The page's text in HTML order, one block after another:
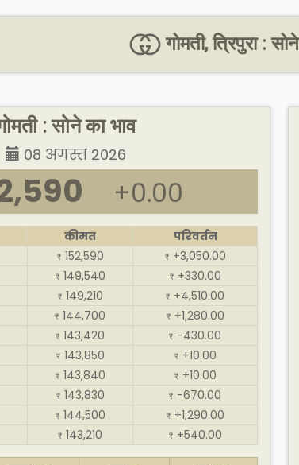
गोमती, त्रिपुरा :
: सोने का भाव
08 अगस्त 2026
+0.00
कीमत
परिवर्तन
₹ 152,590 ₹ +3,050.00
₹ 149,540 ₹ +330.00
₹ 149,210 ₹ +4,510.00
₹ 144,700 ₹ +1,280.00
₹ 143,420 ₹ -430.00
₹ 143,850 ₹ +10.00
₹ 143,840 ₹ +10.00
₹ 143,830 ₹ -670.00
₹ 144,500 ₹ +1,290.00
₹ 143,210 ₹ +540.00